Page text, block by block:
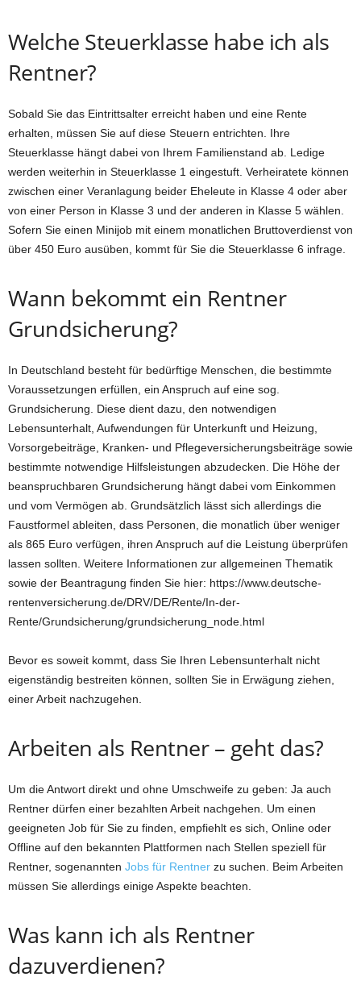
Welche Steuerklasse habe ich als
Rentner?
Sobald Sie das Eintrittsalter erreicht haben und eine Rente
erhalten, müssen Sie auf diese Steuern entrichten. Ihre
Steuerklasse hängt dabei von Ihrem Familienstand ab. Ledige
werden weiterhin in Steuerklasse 1 eingestuft. Verheiratete können
zwischen einer Veranlagung beider Eheleute in Klasse 4 oder aber
von einer Person in Klasse 3 und der anderen in Klasse 5 wählen.
Sofern Sie einen Minijob mit einem monatlichen Bruttoverdienst von
über 450 Euro ausüben, kommt für Sie die Steuerklasse 6 infrage.
Wann bekommt ein Rentner
Grundsicherung?
In Deutschland besteht für bedürftige Menschen, die bestimmte
Voraussetzungen erfüllen, ein Anspruch auf eine sog.
Grundsicherung. Diese dient dazu, den notwendigen
Lebensunterhalt, Aufwendungen für Unterkunft und Heizung,
Vorsorgebeiträge, Kranken- und Pflegeversicherungsbeiträge sowie
bestimmte notwendige Hilfsleistungen abzudecken. Die Höhe der
beanspruchbaren Grundsicherung hängt dabei vom Einkommen
und vom Vermögen ab. Grundsätzlich lässt sich allerdings die
Faustformel ableiten, dass Personen, die monatlich über weniger
als 865 Euro verfügen, ihren Anspruch auf die Leistung überprüfen
lassen sollten. Weitere Informationen zur allgemeinen Thematik
sowie der Beantragung finden Sie hier: https://www.deutsche-
rentenversicherung.de/DRV/DE/Rente/In-der-
Rente/Grundsicherung/grundsicherung_node.html
Bevor es soweit kommt, dass Sie Ihren Lebensunterhalt nicht
eigenständig bestreiten können, sollten Sie in Erwägung ziehen,
einer Arbeit nachzugehen.
Arbeiten als Rentner – geht das?
Um die Antwort direkt und ohne Umschweife zu geben: Ja auch
Rentner dürfen einer bezahlten Arbeit nachgehen. Um einen
geeigneten Job für Sie zu finden, empfiehlt es sich, Online oder
Offline auf den bekannten Plattformen nach Stellen speziell für
Rentner, sogenannten Jobs für Rentner zu suchen. Beim Arbeiten
müssen Sie allerdings einige Aspekte beachten.
Was kann ich als Rentner
dazuverdienen?